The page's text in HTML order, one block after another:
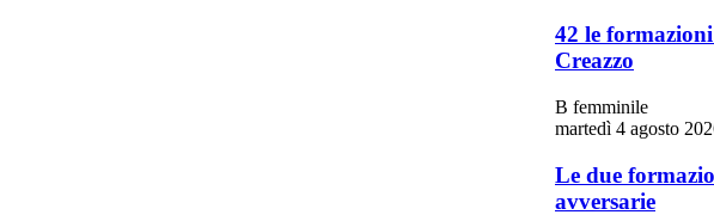
42 le
Creazzo
B femminile
martedì 4 agosto
Le due
avversarie